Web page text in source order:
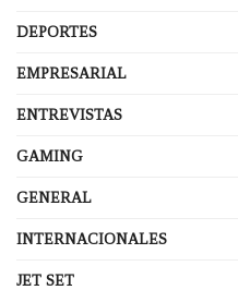
DEPORTES
EMPRESARIAL
ENTREVISTAS
GAMING
GENERAL
INTERNACIONALES
JET SET